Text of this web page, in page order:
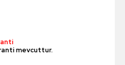
mevcuttur.